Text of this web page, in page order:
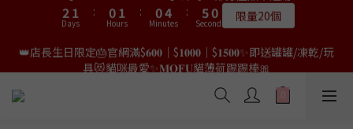
👑店長生日限量喵喵劵🎂買滿$𝟑𝟔𝟖即減$𝟐𝟖🥳結帳時輸入優惠碼
【𝐇𝐀𝐏𝐏𝐘𝐁𝐈𝐑𝐓𝐇𝐃𝐀𝐘】即可！部分產品不適用
4
3
2
3
2
1
Days
:
2
1
0
3
2
1
0
Hours
:
2
1
0
6
5
4
3
Minutes
:
6
4
3
8
7
6
5
3
Seconds 限量20個
0
2
0
3
2
1
0
4
2
1
0
👑店長生日限定🎂官網滿$𝟔𝟎𝟎｜$𝟏𝟎𝟎𝟎｜$𝟏𝟓𝟎𝟎✨即送罐罐/凍乾/玩
5
4
2
1
4
3
1
0
:
3
2
0
4
3
1
0
Hours
:
3
2
0
7
6
4
3
Minutes
:
7
6
5
4
8
6
5
4
Seconds 送完即止
✨獨家優惠✨限時第𝟐件半價🔥🇳🇿紐西蘭𝐋𝐨𝐯𝐞𝐚𝐛𝐨𝐰𝐥凍乾生肉貓糧
9
8
7
6
5
8
7
6
5
4
7
6
5
4
3
8
7
6
5
4
7
6
4
3
9
8
7
9
89
8
9
89
9
8